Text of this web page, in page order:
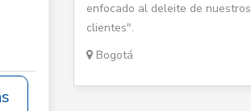
enfocado al deleite de nuestros
clientes".
Bogotá